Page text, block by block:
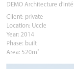
DEMO Architecture
Client: private
Location: Uccle
Year: 2014
Phase: built
Area: 520m²